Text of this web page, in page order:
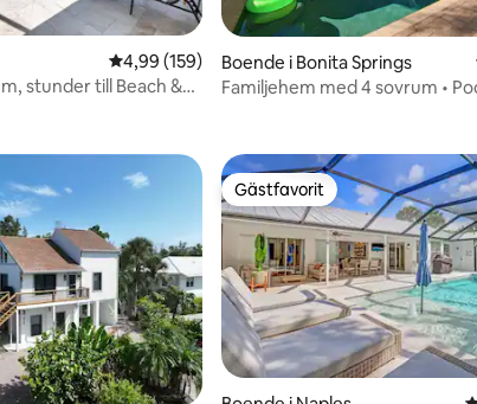
48 omdömen
4,99 av 5 i genomsnittligt betyg, 159
4,99 (159)
stunder till Beach &
Boende i Bonita Springs
Familjehem med 4 sovrum •
Gästfavorit
Gästfavorit